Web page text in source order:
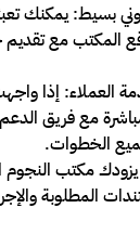
بسيط: يمكنك
المكتب مع تقديم
العملاء: إذا
مع فريق
الخطوات.
مكتب النجوم
المطلوبة